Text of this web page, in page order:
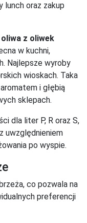
lunch oraz zakup
oliwa z oliwek
w kuchni,
Najlepsze wyroby
wioskach. Taka
i głębią
sklepach.
dla liter P, R oraz S,
uwzględnieniem
po wyspie.
co pozwala na
preferencji